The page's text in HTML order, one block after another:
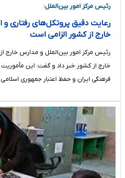
رئیس مرکز امور بین‌الملل:
رعایت دقیق پروتکل‌های رفتاری
خارج از کشور الزامی است
رئیس مرکز امور بین‌الملل و مدارس خارج
خارج از کشور خبر داد و گفت: این
فرهنگی ایران و حفظ اعتبار جمهوری